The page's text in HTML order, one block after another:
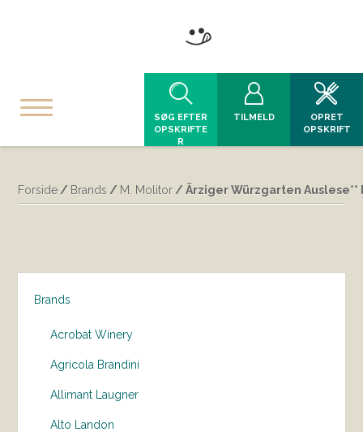
SØG EFTER
OPSKRIFTE
R
TILMELD
OPRET
OPSKRIFT
Forside / Brands / M. Molitor / Ãrziger Würzgarten
Brands
Acrobat Winery
Agricola Brandini
Allimant Laugner
Alto Landon